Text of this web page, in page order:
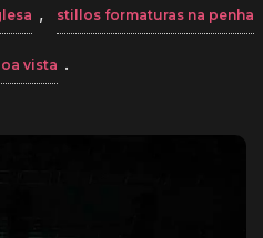
, stillos formaturas na penha
vista .